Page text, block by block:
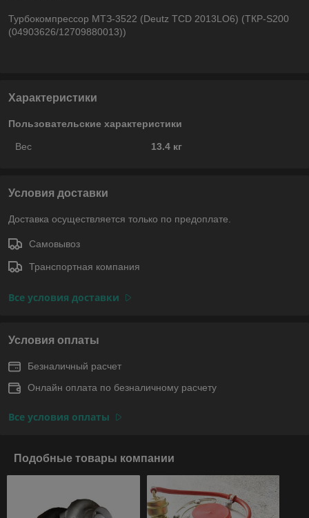
Турбокомпрессор МТЗ-3522 (Deutz TCD 2013LO6) (ТКР-S200
(04903626/12709880013))
Характеристики
Пользовательские характеристики
Вес 13.4 кг
Условия доставки
Доставка осуществляется только по предоплате.
Самовывоз
Транспортная компания
Все условия доставки
Условия оплаты
Безналичный расчет
Онлайн оплата по безналичному расчету
Все условия оплаты
Подобные товары компании